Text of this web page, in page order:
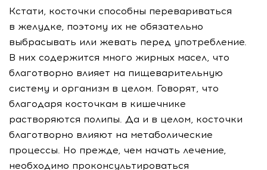
Кстати, косточки способны перевариваться
в желудке, поэтому их не обязательно
выбрасывать или жевать перед употребление.
В них содержится много жирных масел, что
благотворно влияет на пищеварительную
систему и организм в целом. Говорят, что
благодаря косточкам в кишечнике
растворяются полипы. Да и в целом, косточки
благотворно влияют на метаболические
процессы. Но прежде, чем начать лечение,
необходимо проконсультироваться